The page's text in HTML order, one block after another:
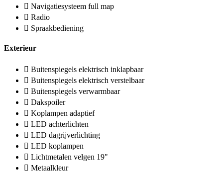
Navigatiesysteem full map
Radio
Spraakbediening
Exterieur
Buitenspiegels elektrisch inklapbaar
Buitenspiegels elektrisch verstelbaar
Buitenspiegels verwarmbaar
Dakspoiler
Koplampen adaptief
LED achterlichten
LED dagrijverlichting
LED koplampen
Lichtmetalen velgen 19"
Metaalkleur